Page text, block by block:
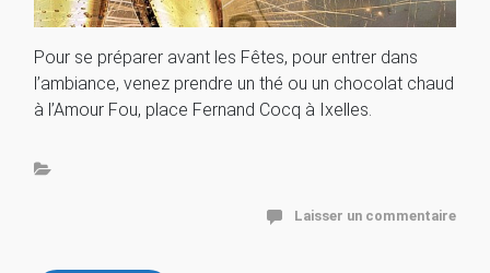
Pour se préparer avant les Fêtes, pour entrer dans
l’ambiance, venez prendre un thé ou un chocolat chaud
à l’Amour Fou, place Fernand Cocq à Ixelles.
Laisser un commentaire